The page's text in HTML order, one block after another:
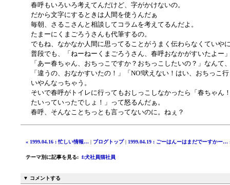
春呼もいろいろ考えてんだけど、字がかけないの。
だから文字にするときは人間を使うんだぁ
毎朝、さるこさんと相談してコラムを考えてるんだよ。
たまーにくまごろうさんも代筆するの。
でもね、なかなか人間に思ってることがうまく伝わらなくていや
普段でも、「ねーねーくまごろうさん、春呼おなかがすいたよー
「あー春ちゃん、おちっこですか？おちっこしたいの？」なんて
「違うの、おなかすいたの！」「NO!吠えない！はい、おちっこ
いやんなっちゃう。
そいで春呼がトイレに行ってもおしっこしなかったら「春ちゃん
たいっていったでしょ！」って怒るんだぁ。
春呼、そんなことちっとも言ってないのに。ねぇ？
« 1999.04.16 : 忙しい情報… | ブログトップ| 1999.04.19 : ごーはんーはまだでーすかー…
テーマ別に記事を見る: f:犬社員猫社員
▼ コメントする